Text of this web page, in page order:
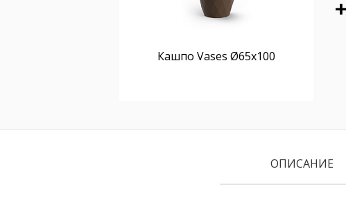
Кашпо Vases Ø65x100
ОПИСАНИЕ